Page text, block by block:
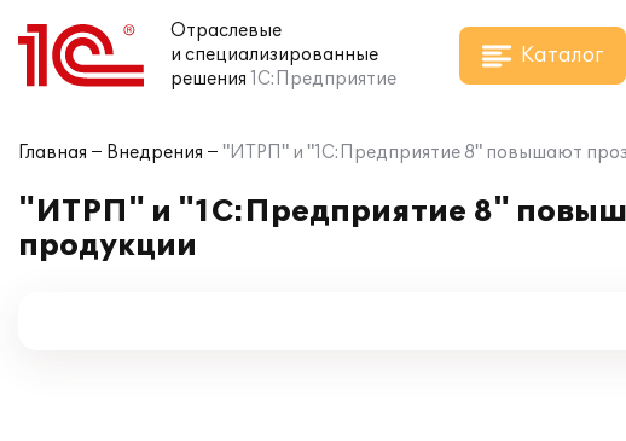
Отраслевые
и специализированные
решения 1С:Предприятие
Каталог
Главная Внедрения "ИТРП" и "1С:Предприятие 8" повышают
"ИТРП" и "1С:Предприятие 8"
продукции